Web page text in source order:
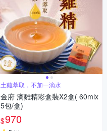
土雞萃取，不加一滴水
金府 滴雞精彩盒裝X2盒( 60mlx
5包/盒)
$970